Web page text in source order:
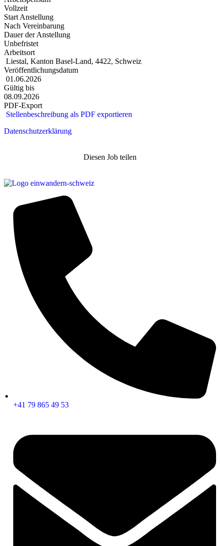
Vollzeit
Start Anstellung
Nach Vereinbarung
Dauer der Anstellung
Unbefristet
Arbeitsort
Liestal, Kanton Basel-Land, 4422, Schweiz
Veröffentlichungsdatum
01.06.2026
Gültig bis
08.09.2026
PDF-Export
Stellenbeschreibung als PDF exportieren
Datenschutzerklärung
Diesen Job teilen
+41 79 865 49 53